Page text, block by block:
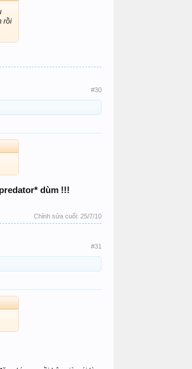
rồi
#30
dùm !!!
Chỉnh sửa cuối: 25/7/10
#31